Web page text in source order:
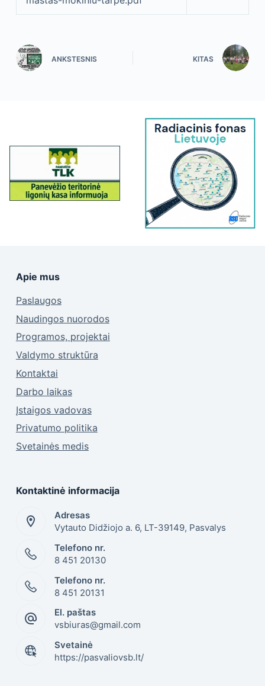
ANKSTESNIS KITAS
Apie mus
Paslaugos
Naudingos nuorodos
Programos, projektai
Valdymo struktūra
Kontaktai
Darbo laikas
Įstaigos vadovas
Privatumo politika
Svetainės medis
Kontaktinė informacija
Adresas
Vytauto Didžiojo a. 6, LT-39149, Pasvalys
Telefono nr.
8 451 20130
Telefono nr.
8 451 20131
El. paštas
vsbiuras@gmail.com
Svetainė
https://pasvaliovsb.lt/